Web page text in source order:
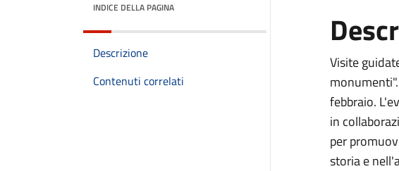
INDICE DELLA PAGINA
Descrizione
Contenuti correlati
Visite
febbraio.
in
per
storia e